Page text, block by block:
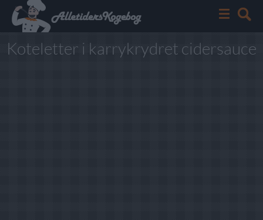
Koteletter i karrykrydret cidersauce